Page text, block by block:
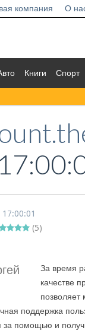
компания О
Книги Спорт
(5)
За время
качестве
позволяет
поддержка
за помощью и